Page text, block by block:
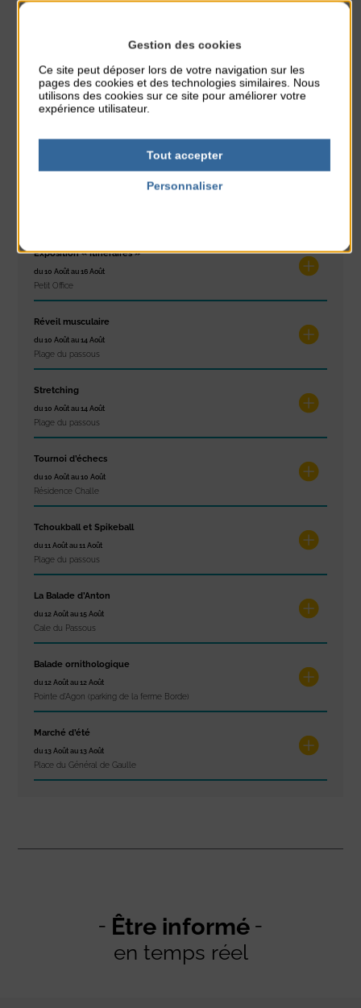
À noter aussi
Glisse & Environnement
Exposition « Itinéraires »
du 10 Août au 16 Août
Petit Office
Réveil musculaire
du 10 Août au 14 Août
Plage du passous
Stretching
du 10 Août au 14 Août
Plage du passous
Tournoi d’échecs
du 10 Août au 10 Août
Résidence Challe
Tchoukball et Spikeball
du 11 Août au 11 Août
Plage du passous
La Balade d’Anton
du 12 Août au 15 Août
Cale du Passous
Balade ornithologique
du 12 Août au 12 Août
Pointe d'Agon (parking de la ferme Borde)
Marché d’été
du 13 Août au 13 Août
Place du Général de Gaulle
Être informé
en temps réel
Gestion des cookies
Ce site peut déposer lors de votre navigation sur les
pages des cookies et des technologies similaires. Nous
utilisons des cookies sur ce site pour améliorer votre
expérience utilisateur.
Tout accepter
Personnaliser